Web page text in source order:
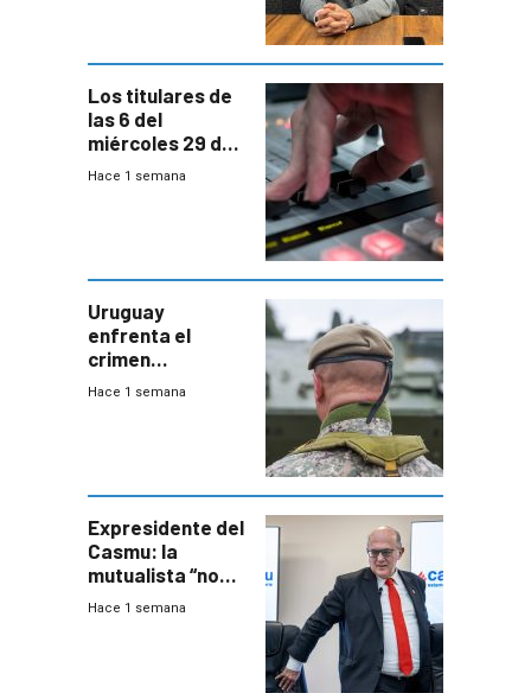
Los titulares de
las 6 del
miércoles 29 de
julio de 2026
Hace 1 semana
Uruguay
enfrenta el
crimen
organizado con
seguridad
Hace 1 semana
Expresidente del
Casmu: la
mutualista “no
está para pagar”
Hace 1 semana